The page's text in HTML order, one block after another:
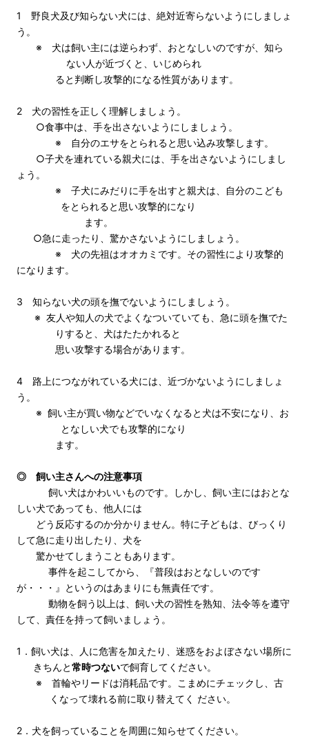
1 野良犬及び知らない犬には、絶対近寄らないようにしましょ
う。
※ 犬は飼い主には逆らわず、おとなしいのですが、知ら
ない人が近づくと、いじめられ
ると判断し攻撃的になる性質があります。
2 犬の習性を正しく理解しましょう。
○食事中は、手を出さないようにしましょう。
※ 自分のエサをとられると思い込み攻撃します。
○子犬を連れている親犬には、手を出さないようにしまし
ょう。
※ 子犬にみだりに手を出すと親犬は、自分のこども
をとられると思い攻撃的になり
ます。
○急に走ったり、驚かさないようにしましょう。
※ 犬の先祖はオオカミです。その習性により攻撃的
になります。
3 知らない犬の頭を撫でないようにしましょう。
※ 友人や知人の犬でよくなついていても、急に頭を撫でた
りすると、犬はたたかれると
思い攻撃する場合があります。
4 路上につながれている犬には、近づかないようにしましょ
う。
※ 飼い主が買い物などでいなくなると犬は不安になり、お
となしい犬でも攻撃的になり
ます。
◎ 飼い主さんへの注意事項
飼い犬はかわいいものです。しかし、飼い主にはおとな
しい犬であっても、他人には
どう反応するのか分かりません。特に子どもは、びっくり
して急に走り出したり、犬を
驚かせてしまうこともあります。
事件を起こしてから、『普段はおとなしいのです
が・・・』というのはあまりにも無責任です。
動物を飼う以上は、飼い犬の習性を熟知、法令等を遵守
して、責任を持って飼いましょう。
1．飼い犬は、人に危害を加えたり、迷惑をおよぼさない場所に
きちんと常時つないで飼育してください。
※ 首輪やリードは消耗品です。こまめにチェックし、古
くなって壊れる前に取り替えてく ださい。
2．犬を飼っていることを周囲に知らせてください。